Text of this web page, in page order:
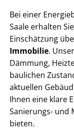
Bei einer
Saale erhalten
Einschätzung
Immobilie.
Dämmung,
baulichen
aktuellen
Ihnen eine klare
Sanierungs- und
bieten.